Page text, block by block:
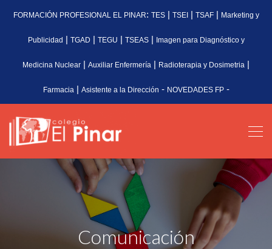
FORMACIÓN PROFESIONAL EL PINAR: TES| TSEI| TSAF| Marketing y
Publicidad | TGAD | TEGU | TSEAS| Imagen para Diagnóstico y
Medicina Nuclear | Auxiliar Enfermería | Radioterapia y Dosimetria |
Farmacia | Asistente a la Dirección - NOVEDADES FP-
Comunicación